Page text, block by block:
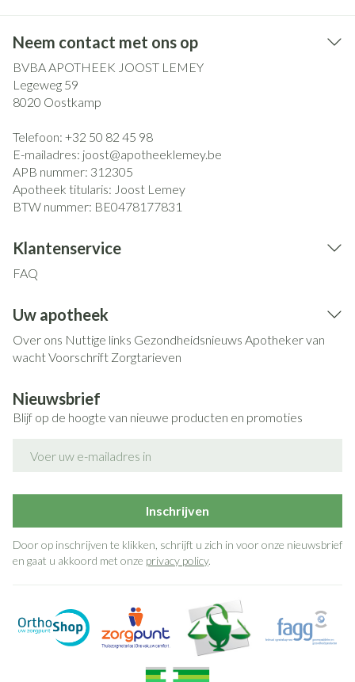
Neem contact met ons op
BVBA APOTHEEK JOOST LEMEY
Legeweg 59
8020 Oostkamp
Telefoon: +32 50 82 45 98
E-mailadres: joost@apotheeklemey.be
APB nummer: 312305
Apotheek titularis: Joost Lemey
BTW nummer: BE0478177831
Klantenservice
FAQ
Uw apotheek
Over ons Nuttige links Gezondheidsnieuws Apotheker van
wachtVoorschrift Zorgtarieven
Nieuwsbrief
Blijf op de hoogte van nieuwe producten en promoties
Inschrijven
Door op inschrijven te klikken, schrijft u zich in voor onze nieuwsbrief
en gaat u akkoord met onze privacy policy.